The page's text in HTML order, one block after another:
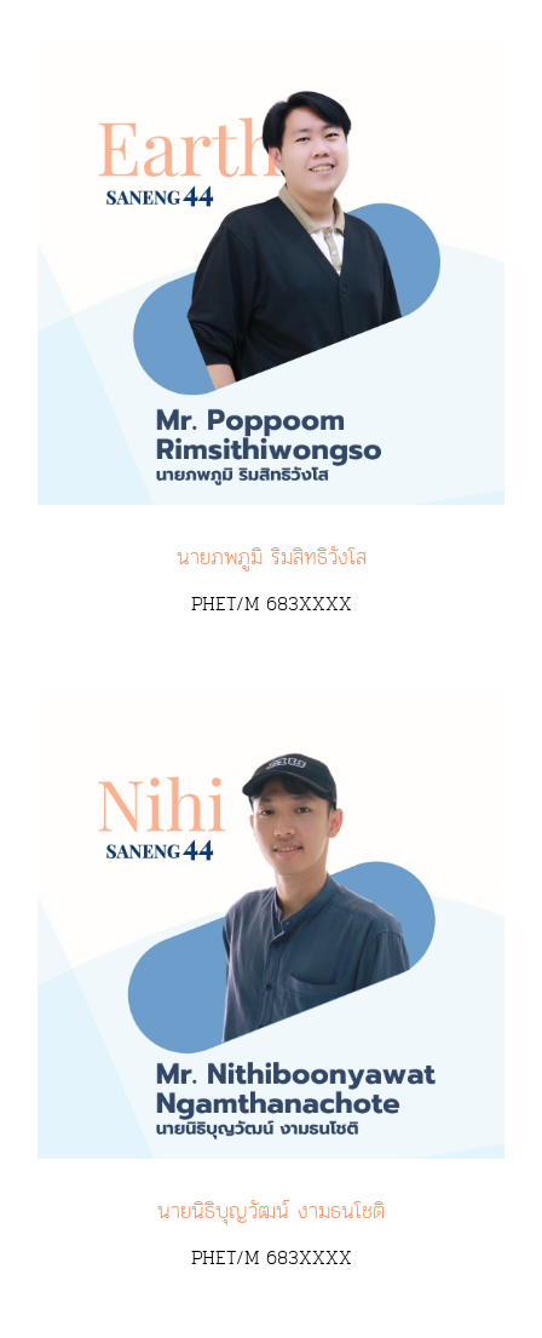
นายภพภูมิ ริมสิทธิวังโส
PHET/M 683XXXX
นายนิธิบุญวัฒน์ งามธนโชติ
PHET/M 683XXXX